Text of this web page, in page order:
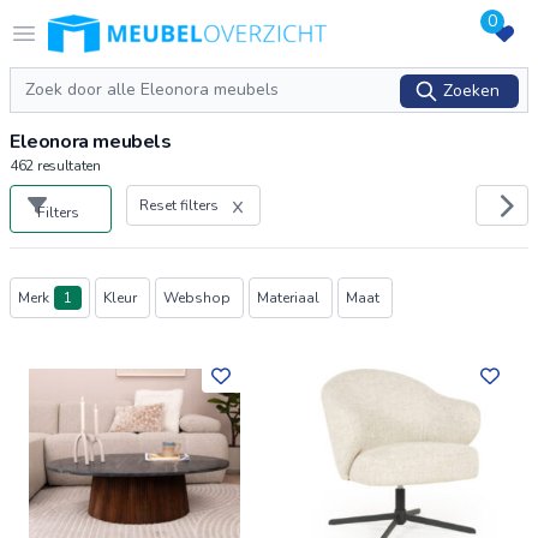
Open menu
Logo Meubeloverzicht.nl 0
Zoeken
Zoeken
Eleonora meubels
462 resultaten
Filters Reset filters
Producten
Merk 1 Kleur Webshop Materiaal Maat